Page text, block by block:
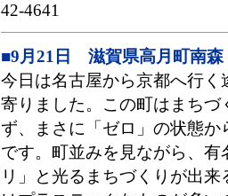
42-4641
■9月21日 滋賀県高月町南森
今日は名古屋から京都へ行
寄りました。この町はまち
ず、まさに「ゼロ」の状態
です。町並みを見ながら、
リ」と光るまちづくりが出